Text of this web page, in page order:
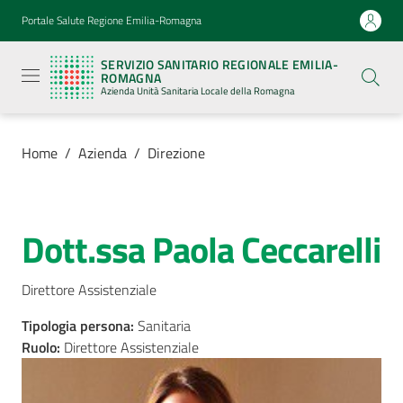
Vai al contenuto
Vai alla navigazione
Vai al footer
Portale Salute Regione Emilia-Romagna
SERVIZIO SANITARIO REGIONALE EMILIA-
ROMAGNA
Azienda Unità Sanitaria Locale della Romagna
Sanitario
Regionale
Emilia-
Romagna
Azienda
Sanitaria
Locale della
Azienda
Servizi
Luoghi
Home / Azienda / Direzione
Salta al contenuto
Dott.ssa Paola Ceccarelli
Direttore Assistenziale
Tipologia persona: Sanitaria
Ruolo: Direttore Assistenziale